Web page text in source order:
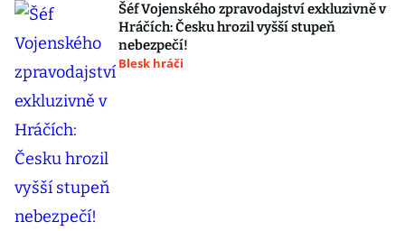
Šéf Vojenského zpravodajství exkluzivně v
Hráčích: Česku hrozil vyšší stupeň
nebezpečí!
Blesk hráči